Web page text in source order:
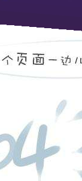
时对枝江酒业对
互相倾诉同学
教导的感恩之
怀着激动的心
香的百年枝江